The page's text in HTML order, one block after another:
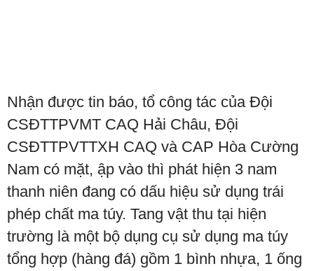
Nhận được tin báo, tổ công tác của Đội
CSĐTTPVMT CAQ Hải Châu, Đội
CSĐTTPVTTXH CAQ và CAP Hòa Cường
Nam có mặt, ập vào thì phát hiện 3 nam
thanh niên đang có dấu hiệu sử dụng trái
phép chất ma túy. Tang vật thu tại hiện
trường là một bộ dụng cụ sử dụng ma túy
tổng hợp (hàng đá) gồm 1 bình nhựa, 1 ống